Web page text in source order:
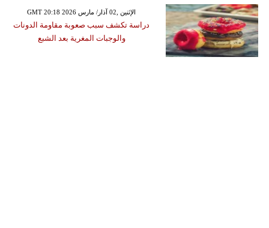
GMT 20:18 2026 الإثنين ,02 آذار/ مارس
دراسة تكشف سبب صعوبة مقاومة الدونات
والوجبات المغرية بعد الشبع